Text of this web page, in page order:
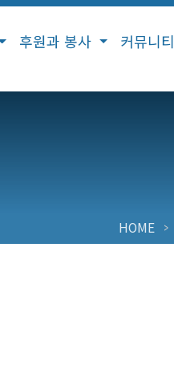
후원과 봉사 커뮤니티
HOME